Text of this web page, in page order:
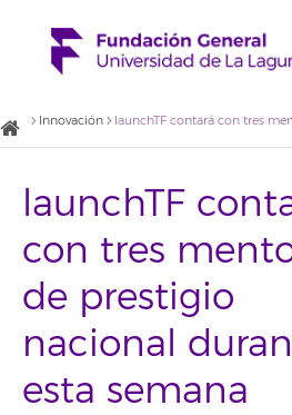
Innovación
launchTF
con tres
de prestigio
nacional
esta semana